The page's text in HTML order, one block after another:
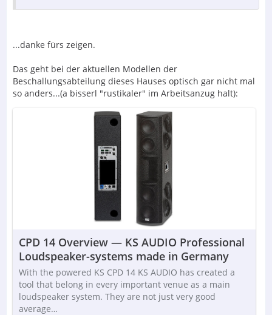
...danke fürs zeigen.
Das geht bei der aktuellen Modellen der
Beschallungsabteilung dieses Hauses optisch gar nicht mal
so anders...(a bisserl "rustikaler" im Arbeitsanzug halt):
CPD 14 Overview — KS AUDIO Professional
Loudspeaker-systems made in Germany
With the powered KS CPD 14 KS AUDIO has created a
tool that belong in every important venue as a main
loudspeaker system. They are not just very good
average…